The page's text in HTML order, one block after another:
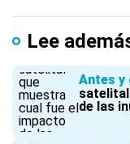
Lee
Antes y
de las